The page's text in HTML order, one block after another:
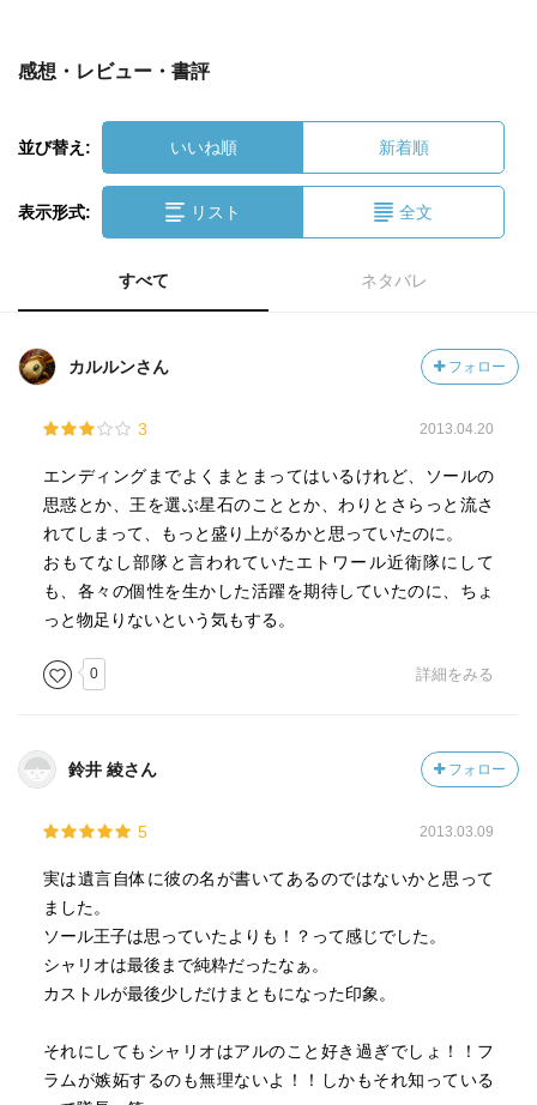
感想・レビュー・書評
並び替え: いいね順 新着順
表示形式: リスト 全文
すべて ネタバレ
カルルンさん フォロー
3 2013.04.20
エンディングまでよくまとまってはいるけれど、ソールの
思惑とか、王を選ぶ星石のこととか、わりとさらっと流さ
れてしまって、もっと盛り上がるかと思っていたのに。
おもてなし部隊と言われていたエトワール近衛隊にして
も、各々の個性を生かした活躍を期待していたのに、ちょ
っと物足りないという気もする。
0 詳細をみる
鈴井 綾さん フォロー
5 2013.03.09
実は遺言自体に彼の名が書いてあるのではないかと思って
ました。
ソール王子は思っていたよりも！？って感じでした。
シャリオは最後まで純粋だったなぁ。
カストルが最後少しだけまともになった印象。
それにしてもシャリオはアルのこと好き過ぎでしょ！！フ
ラムが嫉妬するのも無理ないよ！！しかもそれ知っている